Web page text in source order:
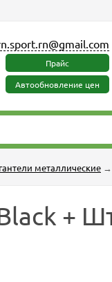
Прайс
Автообновление цен
металлические →
+